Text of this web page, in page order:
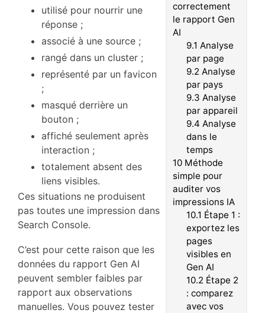
correctement
le rapport Gen
AI
9.1 Analyse
par page
9.2 Analyse
par pays
9.3 Analyse
par appareil
9.4 Analyse
dans le
temps
10 Méthode
simple pour
auditer vos
impressions IA
10.1 Étape 1 :
exportez les
pages
visibles en
Gen AI
10.2 Étape 2
: comparez
avec vos
utilisé pour nourrir une
réponse ;
associé à une source ;
rangé dans un cluster ;
représenté par un favicon
;
masqué derrière un
bouton ;
affiché seulement après
interaction ;
totalement absent des
liens visibles.
Ces situations ne produisent
pas toutes une impression dans
Search Console.
C’est pour cette raison que les
données du rapport Gen AI
peuvent sembler faibles par
rapport aux observations
manuelles. Vous pouvez tester